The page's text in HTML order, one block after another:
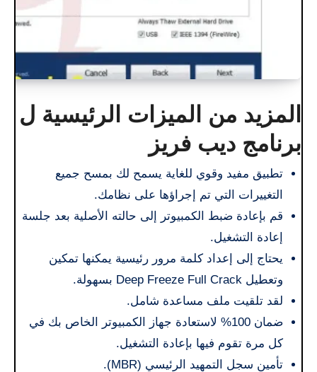
المزيد من الميزات الرئيسية ل
برنامج ديب فريز
تطبيق مفيد وقوي للغاية يسمح لك بمسح جميع
التغييرات التي تم إجراؤها على نظامك.
قم بإعادة ضبط الكمبيوتر إلى حالته الأصلية بعد جلسة
إعادة التشغيل.
يحتاج إلى إعداد كلمة مرور رئيسية يمكنها تمكين
وتعطيل Deep Freeze Full Crack بسهولة.
لقد تلقيت ملف مساعدة شامل.
ضمان 100% لاستعادة جهاز الكمبيوتر الخاص بك في
كل مرة تقوم فيها بإعادة التشغيل.
تأمين سجل التمهيد الرئيسي (MBR).